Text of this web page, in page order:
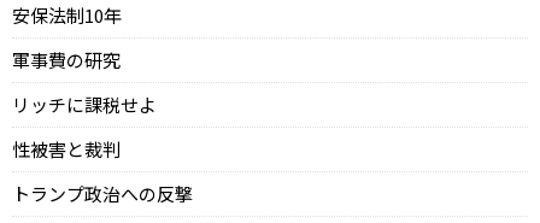
安保法制10年
軍事費の研究
リッチに課税せよ
性被害と裁判
トランプ政治への反撃